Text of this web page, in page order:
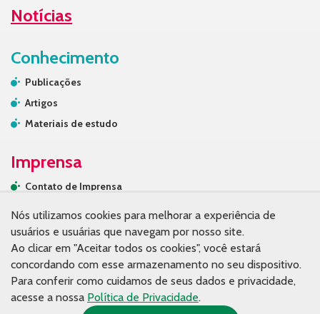
Notícias
Conhecimento
Publicações
Artigos
Materiais de estudo
Imprensa
Contato de Imprensa
Na mídia
Contato
Nós utilizamos cookies para melhorar a experiência de
usuários e usuárias que navegam por nosso site.
Ao clicar em "Aceitar todos os cookies", você estará
concordando com esse armazenamento no seu dispositivo.
Para conferir como cuidamos de seus dados e privacidade,
acesse a nossa Política de Privacidade.